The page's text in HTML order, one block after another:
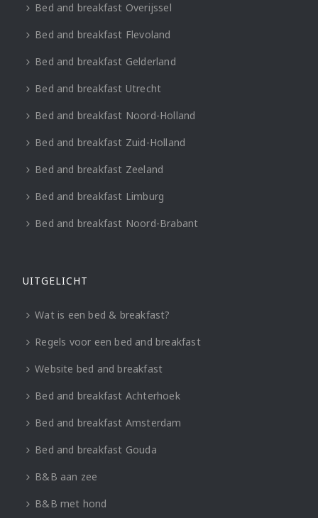
Bed and breakfast Overijssel
Bed and breakfast Flevoland
Bed and breakfast Gelderland
Bed and breakfast Utrecht
Bed and breakfast Noord-Holland
Bed and breakfast Zuid-Holland
Bed and breakfast Zeeland
Bed and breakfast Limburg
Bed and breakfast Noord-Brabant
UITGELICHT
Wat is een bed & breakfast?
Regels voor een bed and breakfast
Website bed and breakfast
Bed and breakfast Achterhoek
Bed and breakfast Amsterdam
Bed and breakfast Gouda
B&B aan zee
B&B met hond